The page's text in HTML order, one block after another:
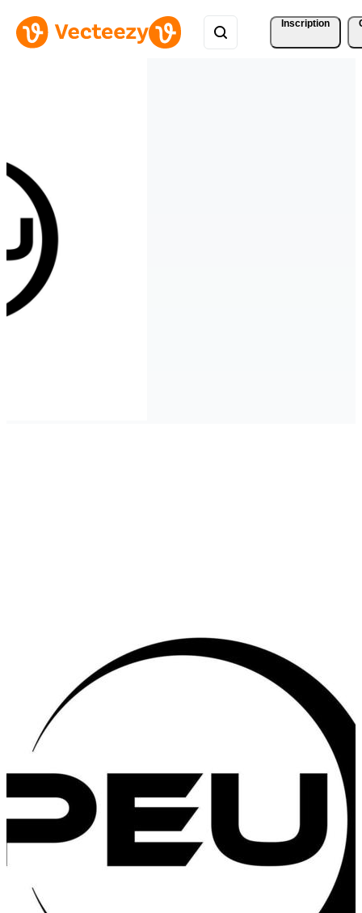
Inscription